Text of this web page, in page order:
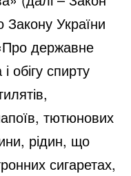
Закону України
державне
обігу спирту
тютюнових
рідин, що
сигаретах,